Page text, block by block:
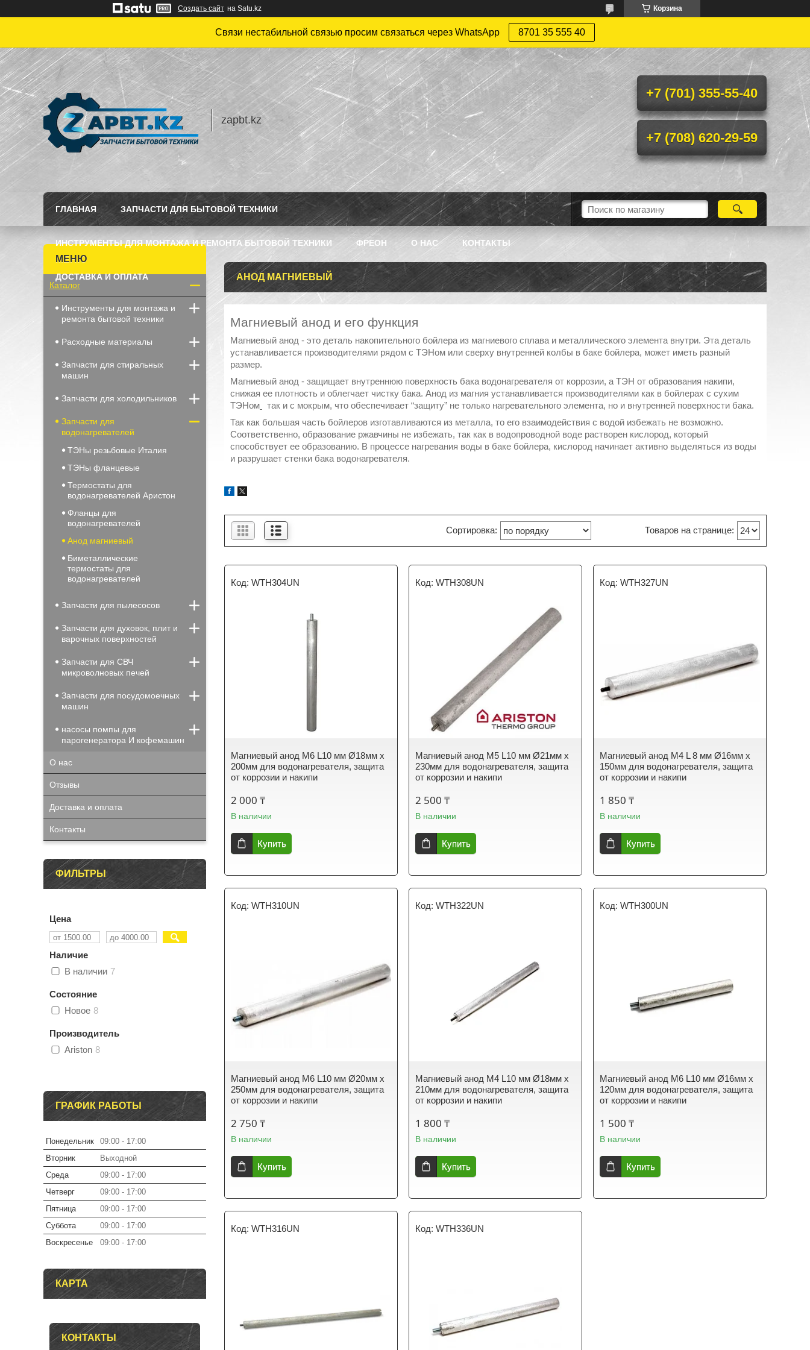
Создать сайт на Satu.kz Корзина
Связи нестабильной связью просим связаться через WhatsApp 8701 35 555 40
zapbt.kz
+7 (701) 355-55-40
+7 (708) 620-29-59
ГЛАВНАЯ ЗАПЧАСТИ ДЛЯ БЫТОВОЙ ТЕХНИКИ
ИНСТРУМЕНТЫ ДЛЯ МОНТАЖА И РЕМОНТА БЫТОВОЙ ТЕХНИКИ ФРЕОН О НАС КОНТАКТЫ
ДОСТАВКА И ОПЛАТА АНОД МАГНИЕВЫЙ
Магниевый анод и его функция
Магниевый анод - это деталь накопительного бойлера из магниевого сплава и металлического элемента внутри. Эта деталь
устанавливается производителями рядом с ТЭНом или сверху внутренней колбы в баке бойлера, может иметь разный
размер.
Магниевый анод - защищает внутреннюю поверхность бака водонагревателя от коррозии, а ТЭН от образования накипи,
снижая ее плотность и облегчает чистку бака. Анод из магния устанавливается производителями как в бойлерах с сухим
ТЭНом
так и с мокрым, что обеспечивает “защиту” не только нагревательного элемента, но и внутренней поверхности бака.
Так как большая часть бойлеров изготавливаются из металла, то его взаимодействия с водой избежать не возможно.
Соответственно, образование ржавчины не избежать, так как в водопроводной воде растворен кислород, который
способствует ее образованию. В процессе нагревания воды в баке бойлера, кислород начинает активно выделяться из воды
и разрушает стенки бака водонагревателя.
WTH304UN
Магниевый анод M6 L10 мм Ø18мм x
200мм для водонагревателя, защита
от коррозии и накипи
2 000 ₸
В наличии
Купить
WTH308UN
Магниевый анод M5 L10 мм Ø21мм x
230мм для водонагревателя, защита
от коррозии и накипи
2 500 ₸
В наличии
Купить
WTH327UN
Магниевый анод M4 L 8 мм Ø16мм x
150мм для водонагревателя, защита
от коррозии и накипи
1 850 ₸
В наличии
Купить
WTH310UN
Магниевый анод M6 L10 мм Ø20мм x
250мм для водонагревателя, защита
от коррозии и накипи
2 750 ₸
В наличии
Купить
WTH322UN
Магниевый анод M4 L10 мм Ø18мм x
210мм для водонагревателя, защита
от коррозии и накипи
1 800 ₸
В наличии
Купить
WTH300UN
Магниевый анод M6 L10 мм Ø16мм x
120мм для водонагревателя, защита
от коррозии и накипи
1 500 ₸
В наличии
Купить
WTH316UN WTH336UN
Каталог
Инструменты для монтажа и
ремонта бытовой техники
Расходные материалы
Запчасти для стиральных
машин
Запчасти для холодильников
Запчасти для
водонагревателей
ТЭНы резьбовые Италия
ТЭНы фланцевые
Термостаты для
водонагревателей Аристон
Фланцы для
водонагревателей
Анод магниевый
Биметаллические
термостаты для
водонагревателей
Запчасти для пылесосов
Запчасти для духовок, плит и
варочных поверхностей
Запчасти для СВЧ
микроволновых печей
Запчасти для посудомоечных
машин
насосы помпы для
парогенератора И кофемашин
О нас
Отзывы
Доставка и оплата
Контакты
ФИЛЬТРЫ
Цена
Наличие
В наличии 7
Состояние
Новое 8
Производитель
Ariston 8
ГРАФИК РАБОТЫ
Понедельник 09:00
17:00
Вторник
Выходной
Среда
09:00
17:00
Четверг
09:00
17:00
Пятница
09:00
17:00
Суббота
09:00
17:00
Воскресенье
09:00 17:00
КАРТА
КОНТАКТЫ